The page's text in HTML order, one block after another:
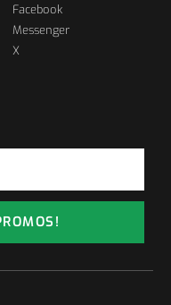
Facebook
Messenger
X